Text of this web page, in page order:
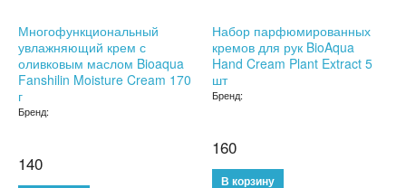
ТЕРМОСЫ
ТЕРМОКРУЖКИ
ОСВЕЩЕНИЕ
Многофункциональный
увлажняющий крем с
оливковым маслом Bioaqua
Fanshilin Moisture Cream 170
г
Бренд:
140
Набор парфюмированных
кремов для рук BioAqua
Hand Cream Plant Extract 5
шт
Бренд:
160